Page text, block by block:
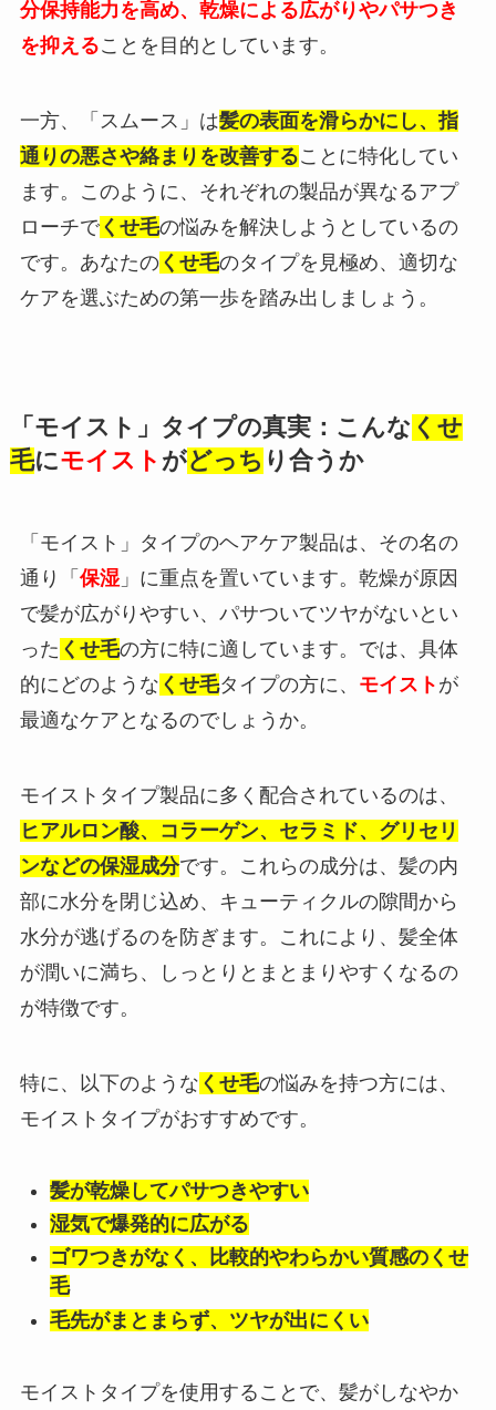
分保持能力を高め、乾燥による広がりやパサつき
を抑えることを目的としています。
一方、「スムース」は髪の表面を滑らかにし、指
通りの悪さや絡まりを改善することに特化してい
ます。このように、それぞれの製品が異なるアプ
ローチでくせ毛の悩みを解決しようとしているの
です。あなたのくせ毛のタイプを見極め、適切な
ケアを選ぶための第一歩を踏み出しましょう。
「モイスト」タイプの真実：こんな くせ
毛にモイスト がどっち り合うか
「モイスト」タイプのヘアケア製品は、その名の
通り「 保湿」に重点を置いています。乾燥が原因
で髪が広がりやすい、パサついてツヤがないとい
った くせ毛の方に特に適しています。では、具体
的にどのような くせ毛タイプの方に、 モイスト が
最適なケアとなるのでしょうか。
モイストタイプ製品に多く配合されているのは、
ヒアルロン酸、コラーゲン、セラミド、グリセリ
ンなどの保湿成分です。これらの成分は、髪の内
部に水分を閉じ込め、キューティクルの隙間から
水分が逃げるのを防ぎます。これにより、髪全体
が潤いに満ち、しっとりとまとまりやすくなるの
が特徴です。
特に、以下のような くせ毛の悩みを持つ方には、
モイストタイプがおすすめです。
髪が乾燥してパサつきやすい
湿気で爆発的に広がる
ゴワつきがなく、比較的やわらかい質感のくせ
毛
毛先がまとまらず、ツヤが出にくい
モイストタイプを使用することで、髪がしなやか